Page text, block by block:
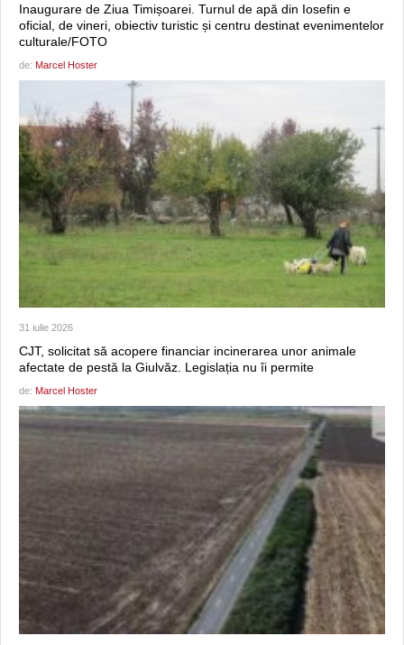
Inaugurare de Ziua Timișoarei. Turnul de apă din Iosefin e
oficial, de vineri, obiectiv turistic și centru destinat evenimentelor
culturale/FOTO
de: Marcel Hoster
31 iulie 2026
CJT, solicitat să acopere financiar incinerarea unor animale
afectate de pestă la Giulvăz. Legislația nu îi permite
de: Marcel Hoster